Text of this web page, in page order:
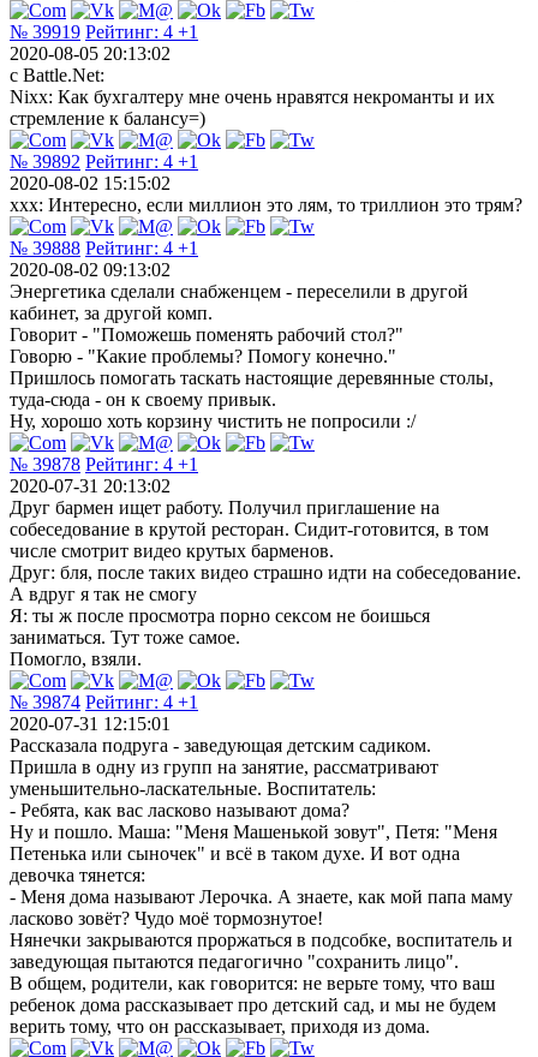
№ 39919 Рейтинг: 4 +1
2020-08-05 20:13:02
с Battle.Net:
Nixx: Как бухгалтеру мне очень нравятся некроманты и их
стремление к балансу=)
№ 39892 Рейтинг: 4 +1
2020-08-02 15:15:02
xxx: Интересно, если миллион это лям, то триллион это трям?
№ 39888 Рейтинг: 4 +1
2020-08-02 09:13:02
Энергетика сделали снабженцем - переселили в другой
кабинет, за другой комп.
Говорит - "Поможешь поменять рабочий стол?"
Говорю - "Какие проблемы? Помогу конечно."
Пришлось помогать таскать настоящие деревянные столы,
туда-сюда - он к своему привык.
Ну, хорошо хоть корзину чистить не попросили :/
№ 39878 Рейтинг: 4 +1
2020-07-31 20:13:02
Друг бармен ищет работу. Получил приглашение на
собеседование в крутой ресторан. Сидит-готовится, в том
числе смотрит видео крутых барменов.
Друг: бля, после таких видео страшно идти на собеседование.
А вдруг я так не смогу
Я: ты ж после просмотра порно сексом не боишься
заниматься. Тут тоже самое.
Помогло, взяли.
№ 39874 Рейтинг: 4 +1
2020-07-31 12:15:01
Рассказала подруга - заведующая детским садиком.
Пришла в одну из групп на занятие, рассматривают
уменьшительно-ласкательные. Воспитатель:
- Ребята, как вас ласково называют дома?
Ну и пошло. Маша: "Меня Машенькой зовут", Петя: "Меня
Петенька или сыночек" и всё в таком духе. И вот одна
девочка тянется:
- Меня дома называют Лерочка. А знаете, как мой папа маму
ласково зовёт? Чудо моё тормознутое!
Нянечки закрываются проржаться в подсобке, воспитатель и
заведующая пытаются педагогично "сохранить лицо".
В общем, родители, как говорится: не верьте тому, что ваш
ребенок дома рассказывает про детский сад, и мы не будем
верить тому, что он рассказывает, приходя из дома.